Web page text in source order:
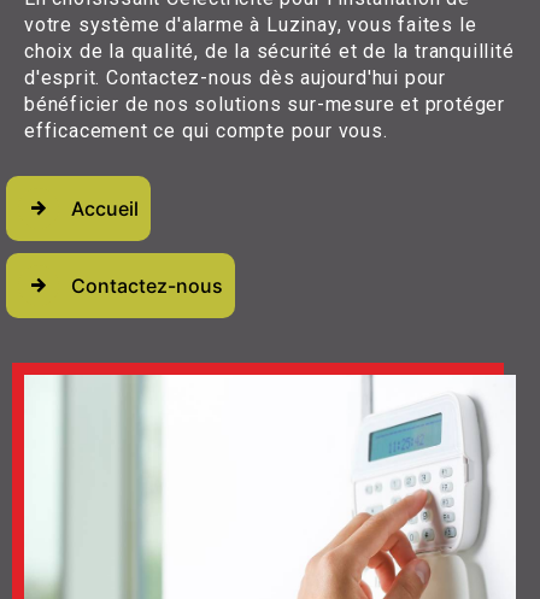
votre système d'alarme à Luzinay, vous faites le
choix de la qualité, de la sécurité et de la tranquillité
d'esprit. Contactez-nous dès aujourd'hui pour
bénéficier de nos solutions sur-mesure et protéger
efficacement ce qui compte pour vous.
Accueil
Contactez-nous